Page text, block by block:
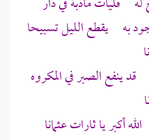
به يقطع الليل تسبيحا
ينفع الصبر في المكروه
أكبر يا ثارات عثمانا